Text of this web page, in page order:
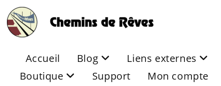
Accueil Blog
Liens externes
Boutique
Support
Mon compte